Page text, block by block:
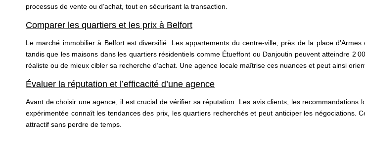
processus de vente ou d’achat, tout en sécurisant la transaction.
Comparer les quartiers et les prix à Belfort
Le marché immobilier à Belfort est diversifié. Les appartements du centre-ville, près de la place
tandis que les maisons dans les quartiers résidentiels comme Étueffont ou Danjoutin peuvent atteindre 2
réaliste ou de mieux cibler sa recherche d’achat. Une agence locale maîtrise ces nuances et peut ainsi
Évaluer la réputation et l’efficacité d’une agence
Avant de choisir une agence, il est crucial de vérifier sa réputation. Les avis clients, les
expérimentée connaît les tendances des prix, les quartiers recherchés et peut anticiper les négociations.
attractif sans perdre de temps.